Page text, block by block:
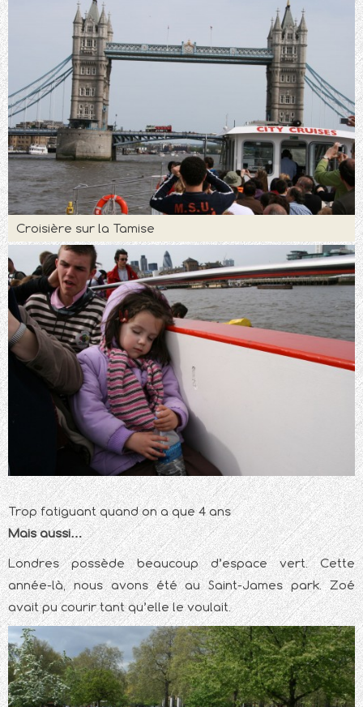
Croisière sur la Tamise
Trop fatiguant quand on a que 4 ans
Mais aussi…
Londres possède beaucoup d’espace vert. Cette
année-là, nous avons été au Saint-James park. Zoé
avait pu courir tant qu’elle le voulait.